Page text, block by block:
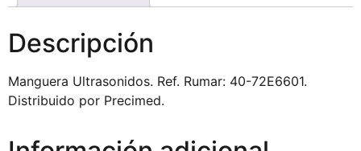
Descripción
Manguera Ultrasonidos. Ref. Rumar: 40-72E6601.
Distribuido por Precimed.